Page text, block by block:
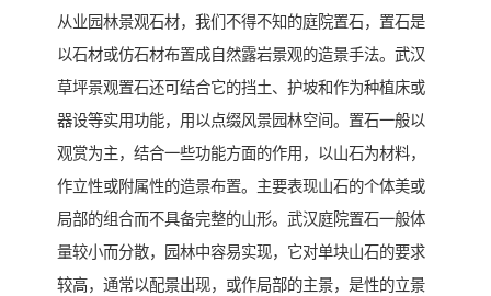
从业园林景观石材，我们不得不知的庭院置石，置石是
以石材或仿石材布置成自然露岩景观的造景手法。武汉
草坪景观置石还可结合它的挡土、护坡和作为种植床或
器设等实用功能，用以点缀风景园林空间。置石一般以
观赏为主，结合一些功能方面的作用，以山石为材料，
作立性或附属性的造景布置。主要表现山石的个体美或
局部的组合而不具备完整的山形。武汉庭院置石一般体
量较小而分散，园林中容易实现，它对单块山石的要求
较高，通常以配景出现，或作局部的主景，是性的立景